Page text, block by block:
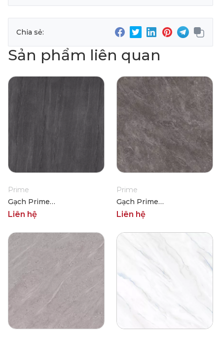
Chia sẻ:
Sản phẩm liên quan
Prime
Gạch Prime
03.100100.21014
Liên hệ
Prime
Gạch Prime
03.100100.21011
Liên hệ